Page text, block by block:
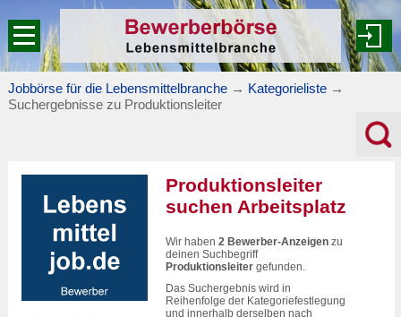
Jobbörse für die Lebensmittelbranche → Kategorieliste →
Suchergebnisse zu Produktionsleiter
Produktionsleiter
suchen Arbeitsplatz
Wir haben 2 Bewerber-Anzeigenzu
deinen Suchbegriff
Produktionsleitergefunden.
Das Suchergebnis wird in
Reihenfolge der Kategoriefestlegung
und innerhalb derselben nach